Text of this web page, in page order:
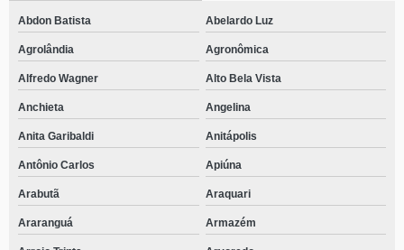
Abdon Batista Abelardo Luz
Agrolândia Agronômica
Alfredo Wagner Alto Bela Vista
Anchieta Angelina
Anita Garibaldi Anitápolis
Antônio Carlos Apiúna
Arabutã Araquari
Araranguá Armazém